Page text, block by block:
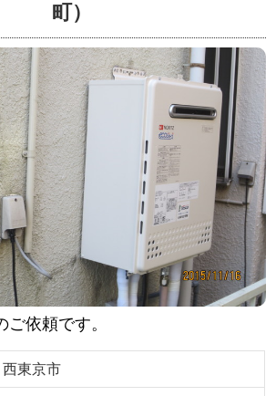
町）
依頼です。
西東京市